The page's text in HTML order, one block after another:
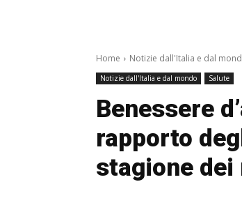
Home Notizie dall'Italia e dal
Notizie dall'Italia e dal mondo Salute
Benessere
rapporto
stagione dei